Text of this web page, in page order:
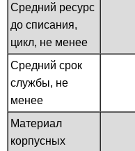
Средний ресурс
до списания,
цикл, не менее
Средний срок
службы, не
менее
Материал
корпусных